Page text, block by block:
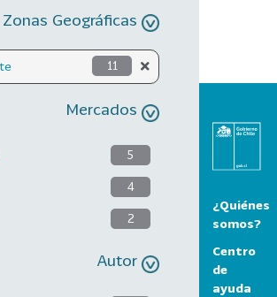
Zonas Geográficas
11
Mercados
5
4
2
Autor
¿Quiénes
somos?
Centro
de
ayuda